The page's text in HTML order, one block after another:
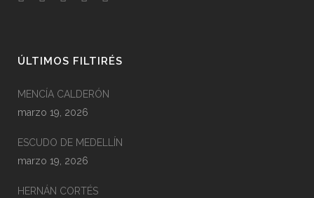
ÚLTIMOS FILTIRÉS
MENCÍA CALDERÓN
marzo 19, 2026
ESCUDO DE MEDELLÍN
marzo 19, 2026
HERNÁN CORTÉS